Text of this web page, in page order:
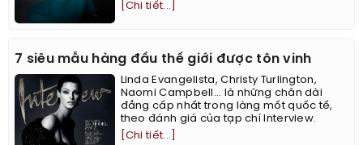
[Chi tiết...]
7 siêu mẫu hàng đầu thế giới được tôn vinh
Linda Evangelista, Christy Turlington,
Naomi Campbell... là những chân dài
đẳng cấp nhất trong làng mốt quốc tế,
theo đánh giá của tạp chí Interview.
[Chi tiết...]